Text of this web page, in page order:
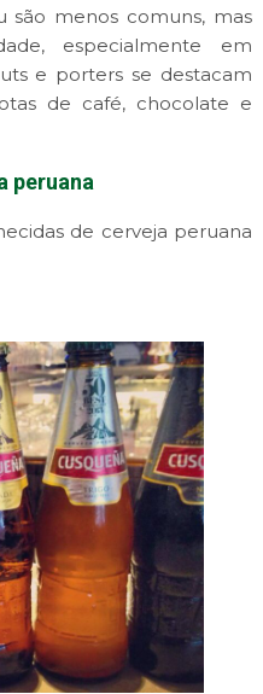
são menos comuns, mas
especialmente em
e porters se destacam
de café, chocolate e
peruana
de cerveja peruana